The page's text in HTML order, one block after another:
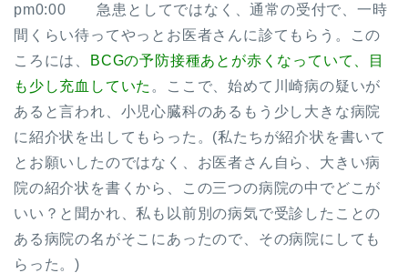
pm0:00 急患としてではなく、通常の受付で、一時
間くらい待ってやっとお医者さんに診てもらう。この
ころには、
BCGの予防接種あとが赤くなっていて、目
も少し充血していた 。ここで、始めて川崎病の疑いが
あると言われ、小児心臓科のあるもう少し大きな病院
に紹介状を出してもらった。(私たちが紹介状を書いて
とお願いしたのではなく、お医者さん自ら、大きい病
院の紹介状を書くから、この三つの病院の中でどこが
いい？と聞かれ、私も以前別の病気で受診したことの
ある病院の名がそこにあったので、その病院にしても
らった。)